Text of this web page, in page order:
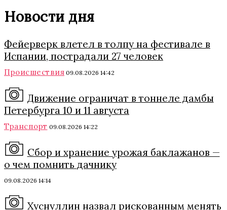
Новости дня
Фейерверк влетел в толпу на фестивале в
Испании, пострадали 27 человек
Происшествия 09.08.2026 14:42
Движение ограничат в тоннеле дамбы
Петербурга 10 и 11 августа
Транспорт 09.08.2026 14:22
Сбор и хранение урожая баклажанов —
о чем помнить дачнику
09.08.2026 14:14
Хуснуллин назвал рискованным менять